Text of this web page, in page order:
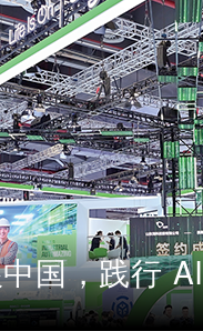
国，践行